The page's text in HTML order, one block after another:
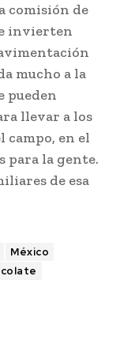
comisión de
invierten
mucho a la
pueden
llevar a los
campo, en el
para la gente.
de esa
México